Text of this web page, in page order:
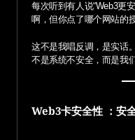
每次听到有人说“Web3更
啊，但你点了哪个网站的
这不是我唱反调，是实话
不是系统不安全，而是我
Web3卡安全性 ：安